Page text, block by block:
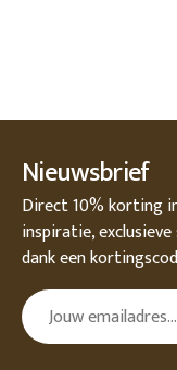
Nieuwsbrief
Direct 10% korting
inspiratie,
dank een